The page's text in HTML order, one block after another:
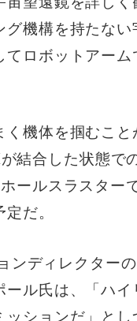
グ機構を持たない
てロボットアー
機体を掴むこと
結合した状態で
ールスラスター
だ。
ンディレクター
ール氏は、「ハイ
ッションだ」と